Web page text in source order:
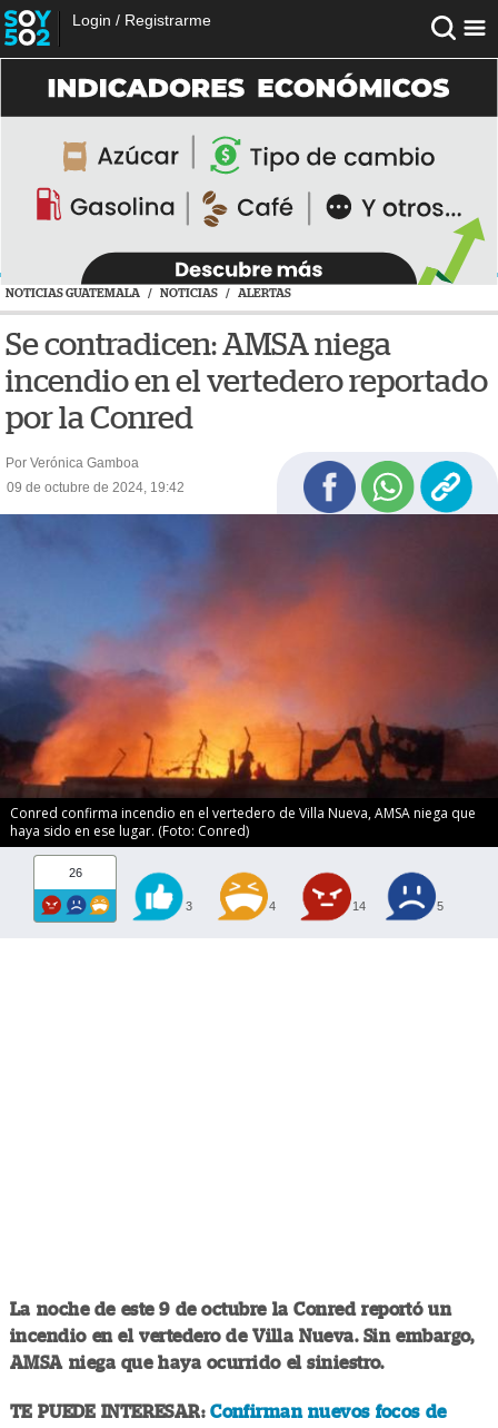
Login / Registrarme
NOTICIAS GUATEMALA / NOTICIAS / ALERTAS
Se contradicen: AMSA niega
incendio en el vertedero reportado
por la Conred
Por Verónica Gamboa
09 de octubre de 2024, 19:42
Conred confirma incendio en el vertedero de Villa Nueva, AMSA niega que
haya sido en ese lugar. (Foto: Conred)
26
3 4 14 5
La noche de este 9 de octubre la Conred reportó un
incendio en el vertedero de Villa Nueva. Sin embargo,
AMSA niega que haya ocurrido el siniestro.
TE PUEDE INTERESAR:Confirman nuevos focos de